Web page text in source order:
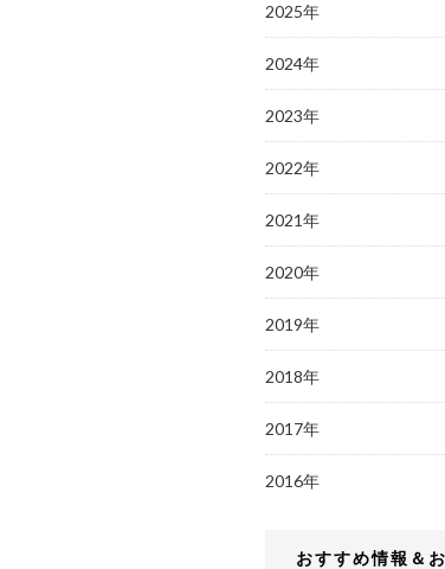
2025年
2024年
2023年
2022年
2021年
2020年
2019年
2018年
2017年
2016年
おすすめ情報＆